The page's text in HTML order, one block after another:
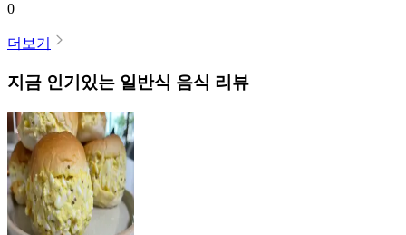
0
더보기
지금 인기있는 일반식 음식 리뷰